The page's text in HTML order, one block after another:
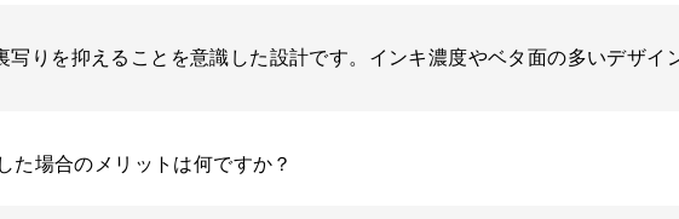
写りを抑えることを意識した設計です。インキ濃度やベタ面の多いデザイ
た場合のメリットは何ですか？